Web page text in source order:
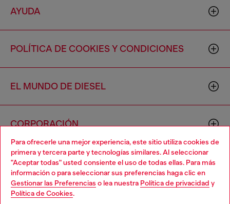
Para ofrecerle una mejor experiencia, este sitio utiliza cookies de
primera y tercera parte y tecnologías similares. Al seleccionar
"Aceptar todas" usted consiente el uso de todas ellas. Para más
información o para seleccionar sus preferencias haga clic en
Gestionar las Preferencias o lea nuestra Política de privacidad y
Política de Cookies.
AYUDA
POLÍTICA DE COOKIES Y CONDICIONES
EL MUNDO DE DIESEL
CORPORACIÓN